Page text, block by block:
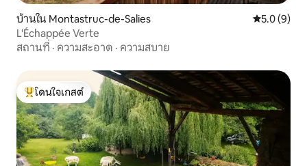
บ้านใน Montastruc-de-Salies คะแนนเฉลี่
5.0 (9)
L'Échappée Verte
สถานที่ · ความสะอาด · ความสบาย
โดนใจเกสต์ที่สุด
โดนใจเกสต์